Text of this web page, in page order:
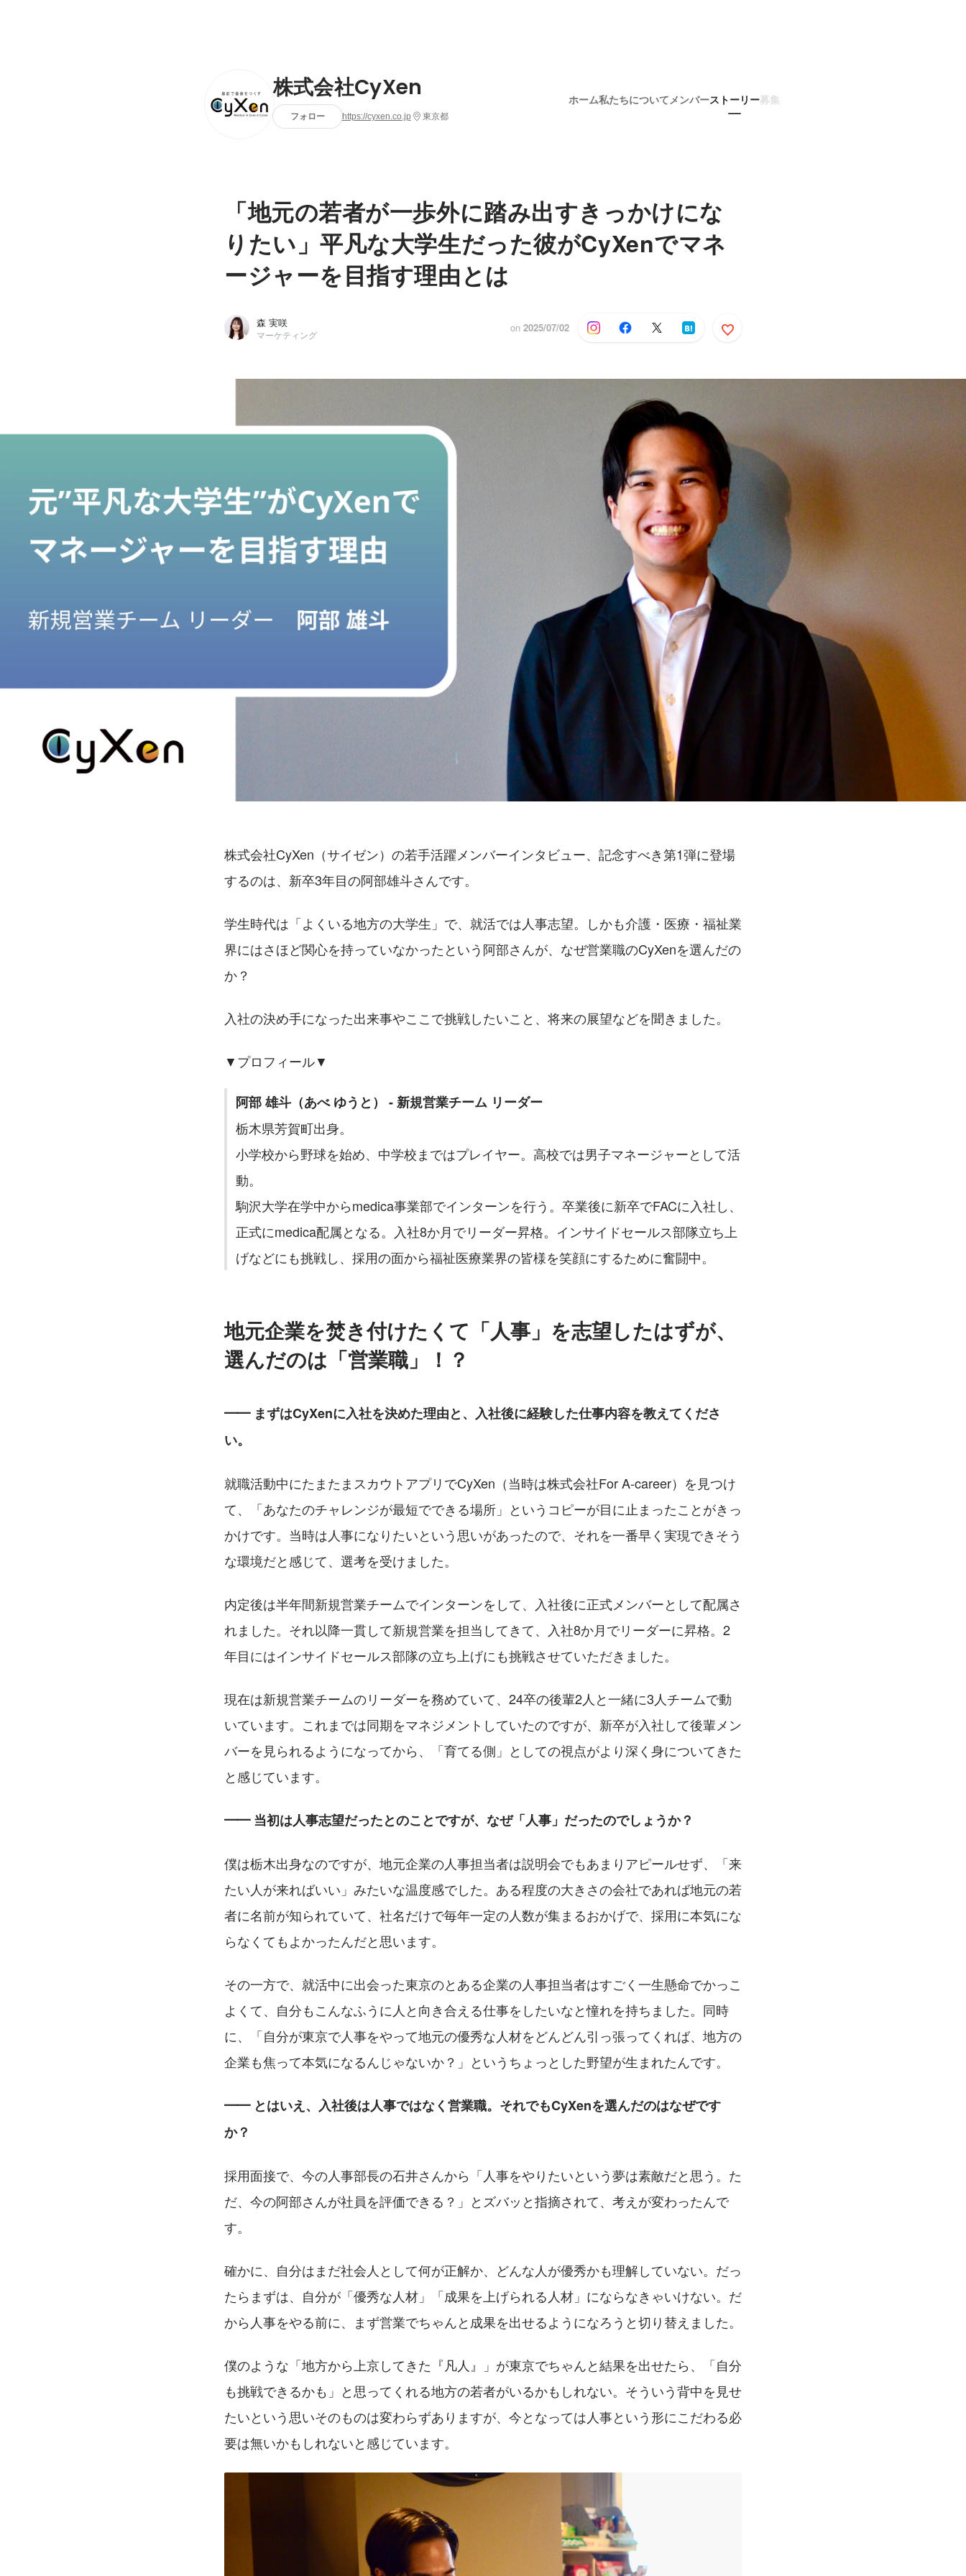
株式会社CyXen
フォロー https://cyxen.co.jp 東京都
ホーム私たちについて メンバーストーリー募集
「地元の若者が一歩外に踏み出すきっかけにな
りたい」平凡な大学生だった彼がCyXenでマネ
ージャーを目指す理由とは
森 実咲
マーケティング
on 2025/07/02
株式会社CyXen（サイゼン）の若手活躍メンバーインタビュー、記念すべき第1弾に登場
するのは、新卒3年目の阿部雄斗さんです。
学生時代は「よくいる地方の大学生」で、就活では人事志望。しかも介護・医療・福祉業
界にはさほど関心を持っていなかったという阿部さんが、なぜ営業職のCyXenを選んだの
か？
入社の決め手になった出来事やここで挑戦したいこと、将来の展望などを聞きました。
▼プロフィール▼
阿部 雄斗（あべ ゆうと） - 新規営業チーム リーダー
栃木県芳賀町出身。
小学校から野球を始め、中学校まではプレイヤー。高校では男子マネージャーとして活
動。
駒沢大学在学中からmedica事業部でインターンを行う。卒業後に新卒でFACに入社し、
正式にmedica配属となる。入社8か月でリーダー昇格。インサイドセールス部隊立ち上
げなどにも挑戦し、採用の面から福祉医療業界の皆様を笑顔にするために奮闘中。
地元企業を焚き付けたくて「人事」を志望したはずが、
選んだのは「営業職」！？
━━ まずはCyXenに入社を決めた理由と、入社後に経験した仕事内容を教えてくださ
い。
就職活動中にたまたまスカウトアプリでCyXen（当時は株式会社For A-career）を見つけ
て、「あなたのチャレンジが最短でできる場所」というコピーが目に止まったことがきっ
かけです。当時は人事になりたいという思いがあったので、それを一番早く実現できそう
な環境だと感じて、選考を受けました。
内定後は半年間新規営業チームでインターンをして、入社後に正式メンバーとして配属さ
れました。それ以降一貫して新規営業を担当してきて、入社8か月でリーダーに昇格。2
年目にはインサイドセールス部隊の立ち上げにも挑戦させていただきました。
現在は新規営業チームのリーダーを務めていて、24卒の後輩2人と一緒に3人チームで動
いています。これまでは同期をマネジメントしていたのですが、新卒が入社して後輩メン
バーを見られるようになってから、「育てる側」としての視点がより深く身についてきた
と感じています。
━━ 当初は人事志望だったとのことですが、なぜ「人事」だったのでしょうか？
僕は栃木出身なのですが、地元企業の人事担当者は説明会でもあまりアピールせず、「来
たい人が来ればいい」みたいな温度感でした。ある程度の大きさの会社であれば地元の若
者に名前が知られていて、社名だけで毎年一定の人数が集まるおかげで、採用に本気にな
らなくてもよかったんだと思います。
その一方で、就活中に出会った東京のとある企業の人事担当者はすごく一生懸命でかっこ
よくて、自分もこんなふうに人と向き合える仕事をしたいなと憧れを持ちました。同時
に、「自分が東京で人事をやって地元の優秀な人材をどんどん引っ張ってくれば、地方の
企業も焦って本気になるんじゃないか？」というちょっとした野望が生まれたんです。
━━ とはいえ、入社後は人事ではなく営業職。それでもCyXenを選んだのはなぜです
か？
採用面接で、今の人事部長の石井さんから「人事をやりたいという夢は素敵だと思う。た
だ、今の阿部さんが社員を評価できる？」とズバッと指摘されて、考えが変わったんで
す。
確かに、自分はまだ社会人として何が正解か、どんな人が優秀かも理解していない。だっ
たらまずは、自分が「優秀な人材」「成果を上げられる人材」にならなきゃいけない。だ
から人事をやる前に、まず営業でちゃんと成果を出せるようになろうと切り替えました。
僕のような「地方から上京してきた『凡人』」が東京でちゃんと結果を出せたら、「自分
も挑戦できるかも」と思ってくれる地方の若者がいるかもしれない。そういう背中を見せ
たいという思いそのものは変わらずありますが、今となっては人事という形にこだわる必
要は無いかもしれないと感じています。
森 実咲